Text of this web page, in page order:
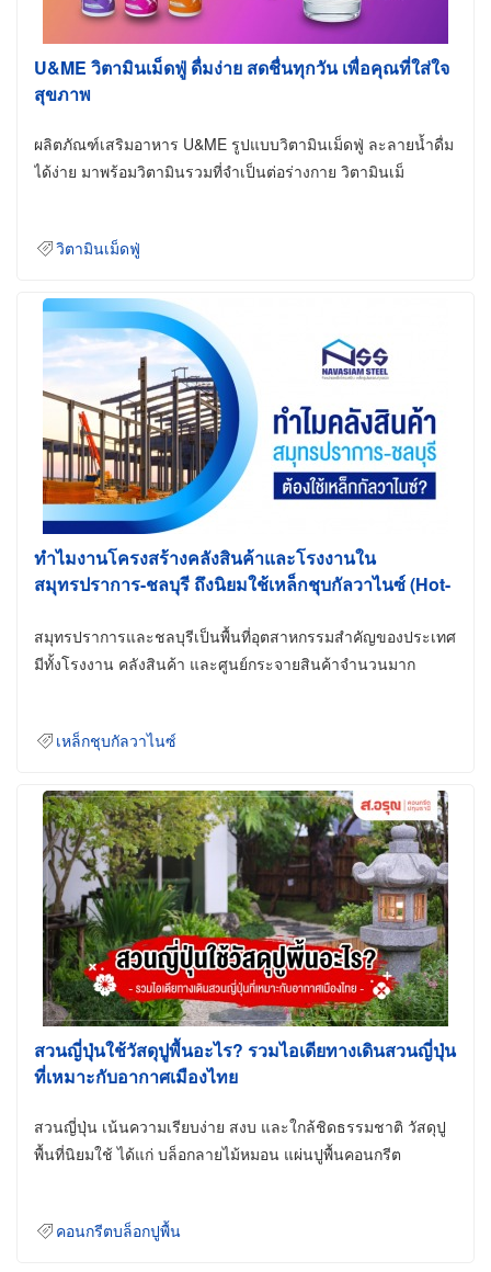
U&ME วิตามินเม็ดฟู่ ดื่มง่าย สดชื่นทุกวัน เพื่อคุณที่ใส่ใจ
สุขภาพ
ผลิตภัณฑ์เสริมอาหาร U&ME รูปแบบวิตามินเม็ดฟู่ ละลายน้ำดื่ม
ได้ง่าย มาพร้อมวิตามินรวมที่จำเป็นต่อร่างกาย วิตามินเม็
วิตามินเม็ดฟู่
ทำไมงานโครงสร้างคลังสินค้าและโรงงานใน
สมุทรปราการ-ชลบุรี ถึงนิยมใช้เหล็กชุบกัลวาไนซ์ (Hot-
สมุทรปราการและชลบุรีเป็นพื้นที่อุตสาหกรรมสำคัญของประเทศ
มีทั้งโรงงาน คลังสินค้า และศูนย์กระจายสินค้าจำนวนมาก
เหล็กชุบกัลวาไนซ์
สวนญี่ปุ่นใช้วัสดุปูพื้นอะไร? รวมไอเดียทางเดินสวนญี่ปุ่น
ที่เหมาะกับอากาศเมืองไทย
สวนญี่ปุ่น เน้นความเรียบง่าย สงบ และใกล้ชิดธรรมชาติ วัสดุปู
พื้นที่นิยมใช้ ได้แก่ บล็อกลายไม้หมอน แผ่นปูพื้นคอนกรีต
คอนกรีตบล็อกปูพื้น